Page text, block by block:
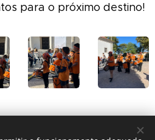
para o próximo destino!